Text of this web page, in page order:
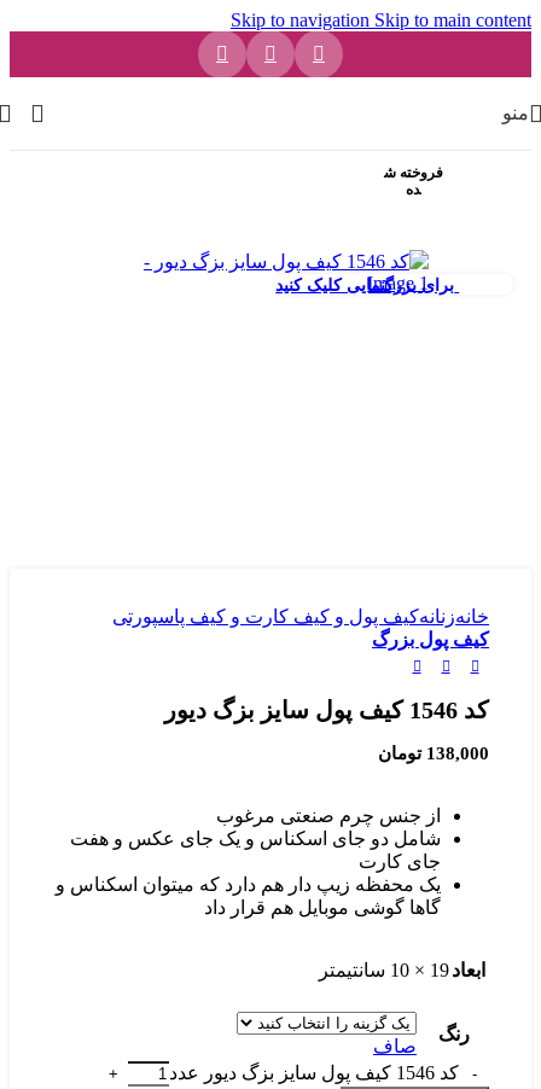
Skip to navigation Skip to main content
منو
فروخته ش
ده
برای بزرگنمایی کلیک کنید
خانهزنانهکیف پول و کیف کارت و کیف پاسپورتی
کیف پول بزرگ
کد 1546 کیف پول سایز بزگ دیور
138,000 تومان
از جنس چرم صنعتی مرغوب
شامل دو جای اسکناس و یک جای عکس و هفت
جای کارت
یک محفظه زیپ دار هم دارد که میتوان اسکناس و
گاها گوشی موبایل هم قرار داد
ابعاد19 × 10 سانتیمتر
رنگ
صاف
کد 1546 کیف پول سایز بزگ دیور عدد